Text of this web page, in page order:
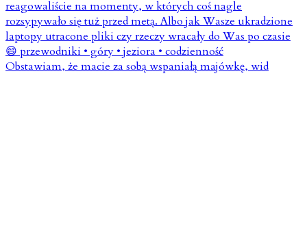
Obstawiam, że macie za sobą wspaniałą majówkę, wid